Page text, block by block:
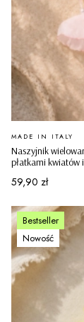
Naszyjnik
płatkami kwiatów
PRODUCENT
MADE IN ITALY
Cena
59,90 zł
Bestseller
Nowość